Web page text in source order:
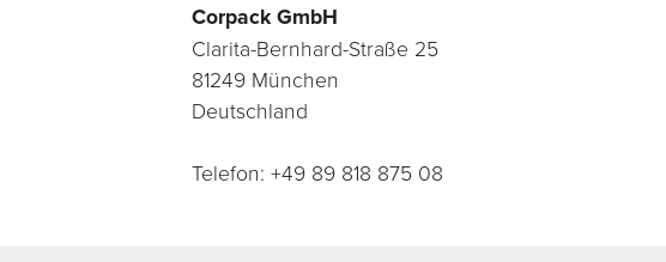
Corpack GmbH
Clarita-Bernhard-Straße 25
81249 München
Deutschland
Telefon: +49 89 818 875 08